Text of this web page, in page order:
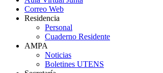
Correo Web
Residencia
Personal
Cuaderno Residente
AMPA
Noticias
Boletines UTENS